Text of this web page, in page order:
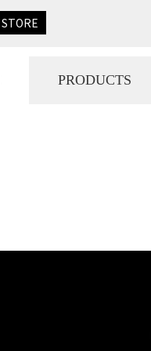
STORE
PRODUCTS